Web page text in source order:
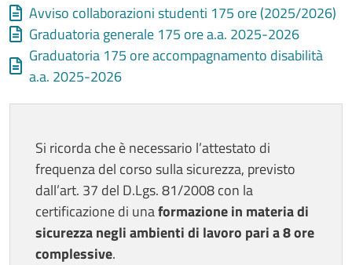
Allegati
Document
Avviso collaborazioni studenti 175 ore (2025/2026)
Document
Graduatoria generale 175 ore a.a. 2025-2026
Document
Graduatoria 175 ore accompagnamento disabilità
a.a. 2025-2026
Si ricorda che è necessario l’attestato di
frequenza del corso sulla sicurezza, previsto
dall’art. 37 del D.Lgs. 81/2008 con la
certificazione di unaformazione in materia di
sicurezza negli ambienti di lavoro pari a 8 ore
complessive.